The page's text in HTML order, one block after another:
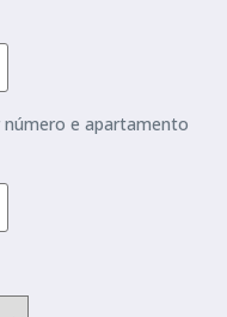
número e apartamento